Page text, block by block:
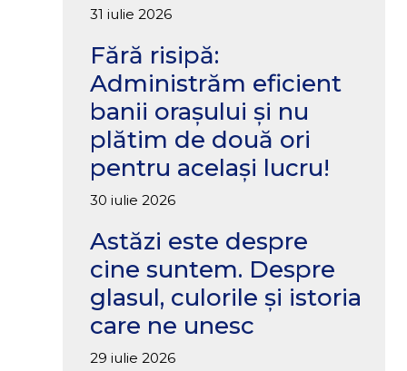
31 iulie 2026
Fără risipă:
Administrăm eficient
banii orașului și nu
plătim de două ori
pentru același lucru!
30 iulie 2026
Astăzi este despre
cine suntem. Despre
glasul, culorile și istoria
care ne unesc
29 iulie 2026